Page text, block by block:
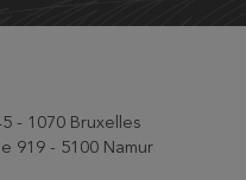
- 1070 Bruxelles
919 - 5100 Namur